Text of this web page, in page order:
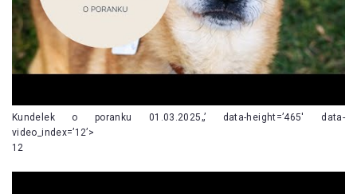
Kundelek o poranku 01.03.2025„’ data-height=’465′ data-
video_index=’12’>
12